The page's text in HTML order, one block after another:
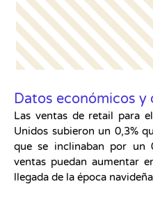
Datos económicos y
Las ventas de retail para
Unidos subieron un 0,3%
que se inclinaban por un
ventas puedan aumentar
llegada de la época